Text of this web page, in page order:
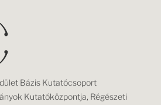
Bázis Kutatócsoport
Kutatóközpontja, Régészeti